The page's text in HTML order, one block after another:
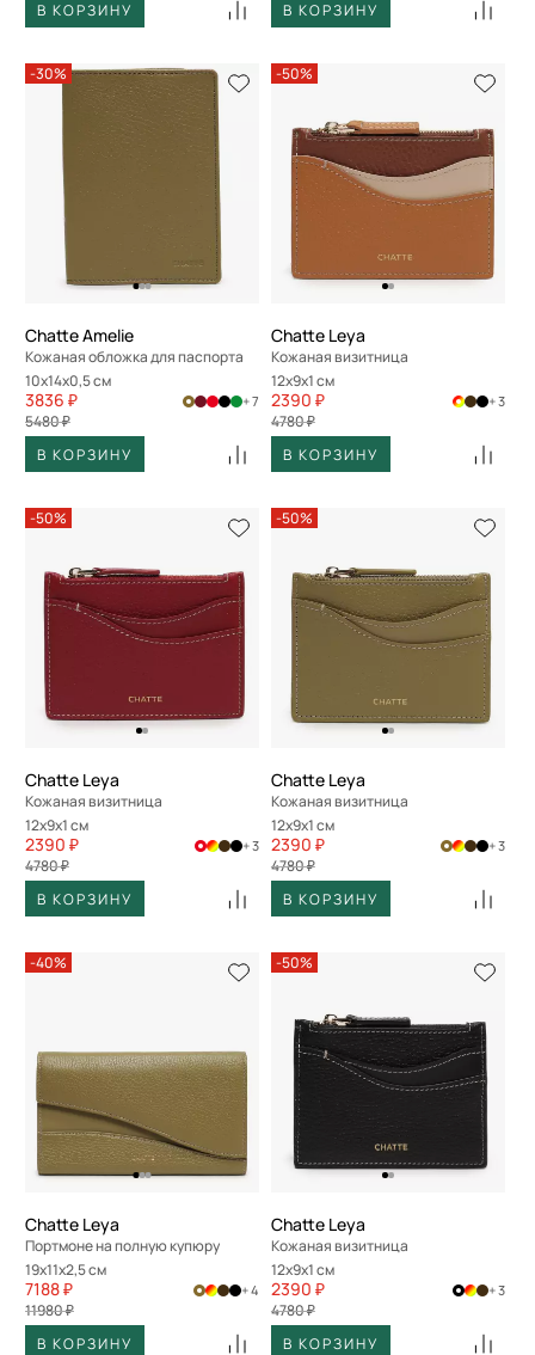
В КОРЗИНУ В КОРЗИНУ
-30%
Chatte Amelie
Кожаная обложка для паспорта
10x14x0,5 см
3836 ₽
5480 ₽
+ 7
В КОРЗИНУ
-50%
Chatte Leya
Кожаная визитница
12x9x1 см
2390 ₽
4780 ₽
+ 3
В КОРЗИНУ
-50%
Chatte Leya
Кожаная визитница
12x9x1 см
2390 ₽
4780 ₽
+ 3
В КОРЗИНУ
-50%
Chatte Leya
Кожаная визитница
12x9x1 см
2390 ₽
4780 ₽
+ 3
В КОРЗИНУ
-40%
Chatte Leya
Портмоне на полную купюру
19x11x2,5 см
7188 ₽
11980 ₽
+ 4
В КОРЗИНУ
-50%
Chatte Leya
Кожаная визитница
12x9x1 см
2390 ₽
4780 ₽
+ 3
В КОРЗИНУ